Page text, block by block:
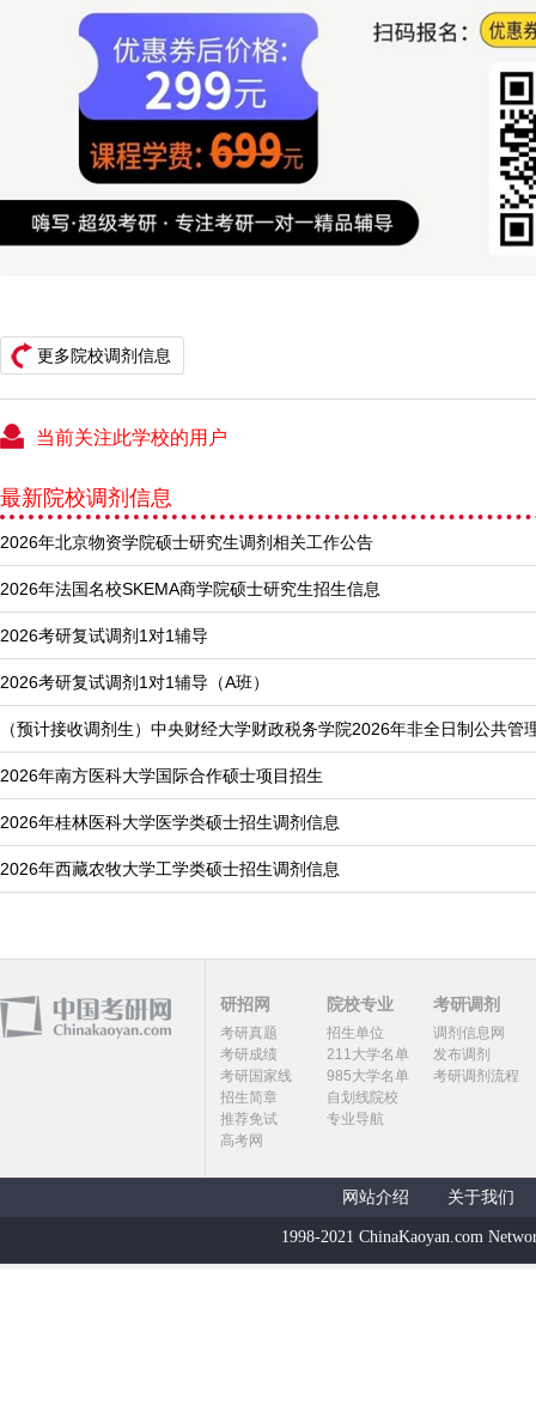
更多院校调剂信息
当前关注此学校的用户
最新院校调剂信息
2026年北京物资学院硕士研究生调剂相关工作公告
2026年法国名校SKEMA商学院硕士研究生招生信息
2026考研复试调剂1对1辅导
2026考研复试调剂1对1辅导（A班）
（预计接收调剂生）中央财经大学财政税务学院2026年非全日制公共管
2026年南方医科大学国际合作硕士项目招生
2026年桂林医科大学医学类硕士招生调剂信息
2026年西藏农牧大学工学类硕士招生调剂信息
研招网
考研真题
考研成绩
考研国家线
招生简章
推荐免试
高考网
院校专业
招生单位
211大学名单
985大学名单
自划线院校
专业导航
考研调剂
调剂信息网
发布调剂
考研调剂流程
网站介绍 关于我们
1998-2021 ChinaKaoyan.com